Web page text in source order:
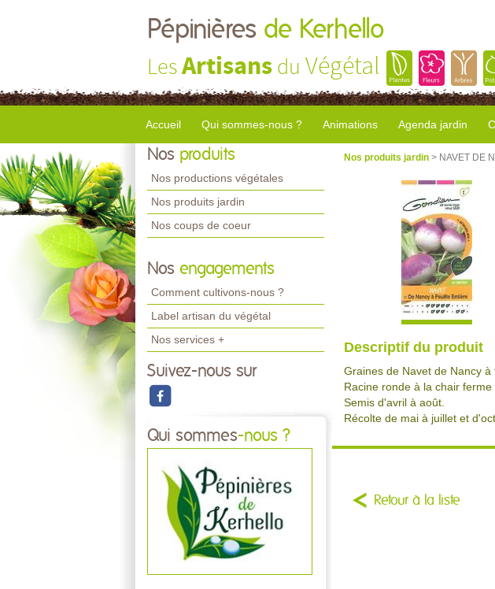
Pépinières de Kerhello
LesArtisans du Végétal
Accueil Qui sommes-nous ? Animations Agenda jardin
Nos produits
Nos productions végétales
Nos produits jardin
Nos coups de coeur
Nos engagements
Comment cultivons-nous ?
Label artisan du végétal
Nos services +
Suivez-nous sur
Qui sommes-nous ?
Nos produits jardin > NAVET DE
Descriptif du produit
Graines de Navet de Nancy à
Racine ronde à la chair ferme
Semis d'avril à août.
Récolte de mai à juillet et
Retour à la liste